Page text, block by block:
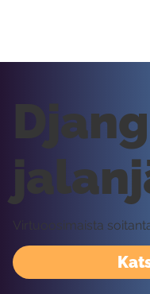
Virtuoosimaista